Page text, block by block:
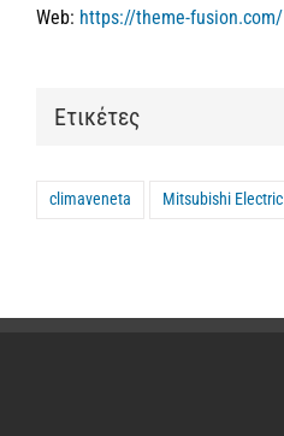
Web: https://theme-fusion.com/
Ετικέτες
climaveneta Mitsubishi Electric